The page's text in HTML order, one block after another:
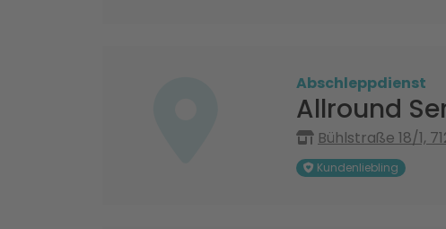
Abschleppdienst
Allround
Bühlstraße 18/1,
Kundenliebling